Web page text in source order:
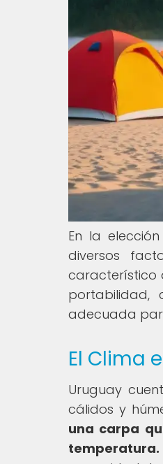
En la
diversos
característico
adecuada
El Clima
Uruguay
cálidos y
una carpa
temperatura.